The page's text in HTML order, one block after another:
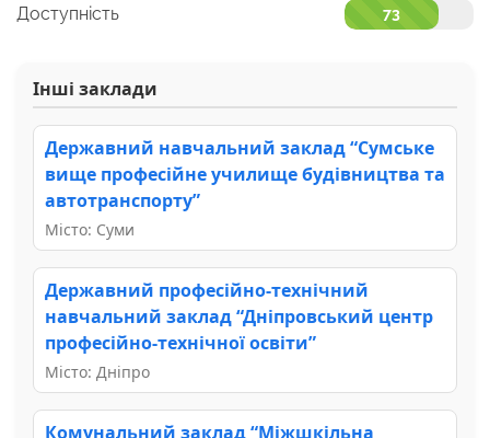
Доступність 73
Інші заклади
Державний навчальний заклад “Сумське
вище професійне училище будівництва та
автотранспорту”
Місто: Суми
Державний професійно-технічний
навчальний заклад “Дніпровський центр
професійно-технічної освіти”
Місто: Дніпро
Комунальний заклад “Міжшкільна